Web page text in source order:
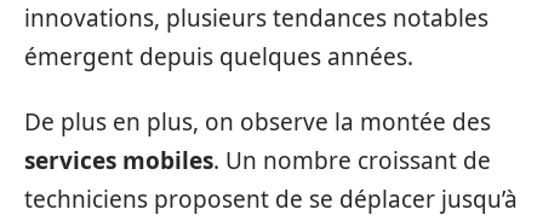
innovations, plusieurs tendances notables
émergent depuis quelques années.
De plus en plus, on observe la montée des
services mobiles. Un nombre croissant de
techniciens proposent de se déplacer jusqu’à